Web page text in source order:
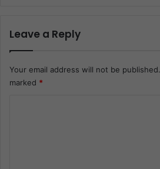
Leave a Reply
Your email address will not be published.
marked *